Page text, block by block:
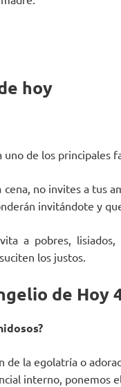
hoy
uno de los principales
cena, no invites a tus
invitándote y
a pobres,
los justos.
de Hoy
de la egolatría o
interno, ponemos